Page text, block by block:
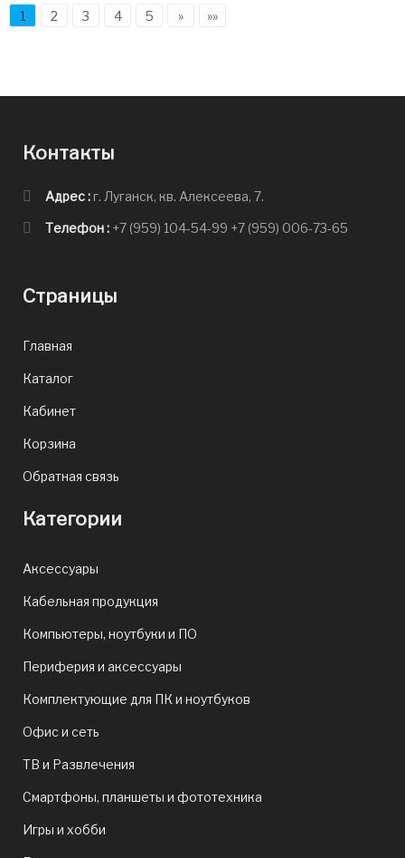
1 2 3 4 5 » »»
Контакты
Адрес :г. Луганск, кв. Алексеева, 7.
Телефон : +7 (959) 104-54-99 +7 (959) 006-73-65
Страницы
Главная
Каталог
Кабинет
Корзина
Обратная связь
Категории
Аксессуары
Кабельная продукция
Компьютеры, ноутбуки и ПО
Периферия и аксессуары
Комплектующие для ПК и ноутбуков
Офис и сеть
ТВ и Развлечения
Смартфоны, планшеты и фототехника
Игры и хобби